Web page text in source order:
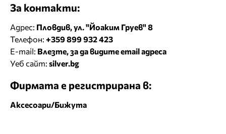
За контакти:
Адрес: Пловдив, ул. "Йоаким Груев" 8
Телефон: +359 899 932 423
E-mail: Влезте, за да видите email адреса
Уеб сайт: silver.bg
Фирмата е регистрирана в:
Аксесоари/Бижута